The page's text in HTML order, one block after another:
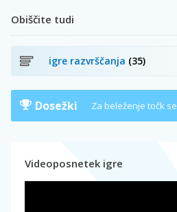
Obiščite tudi
igre razvrščanja (35)
Dosežki Za beleženje točk se
Videoposnetek igre